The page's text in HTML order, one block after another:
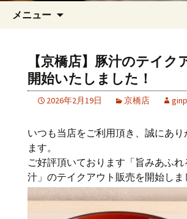
メニュー
【京橋店】豚汁のテイク
開始いたしました！
2026年2月19日 京橋店
いつも当店をご利用頂き、誠にあり
ます。
ご好評頂いております「旨みあふ
汁」のテイクアウト販売を開始しま